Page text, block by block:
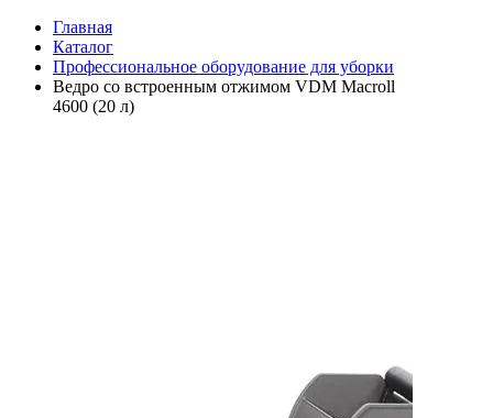
Главная
Каталог
Профессиональное оборудование для уборки
Ведро со встроенным отжимом VDM Macroll
4600 (20 л)